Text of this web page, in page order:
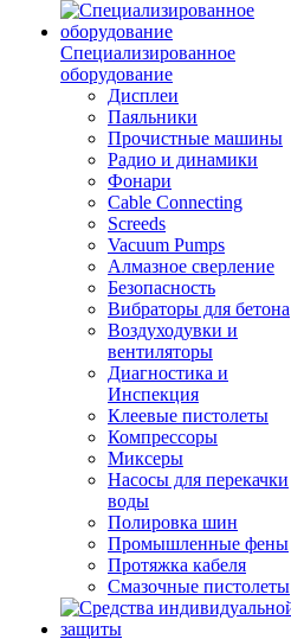
Специализированное
оборудование
Дисплеи
Паяльники
Прочистные машины
Радио и динамики
Фонари
Cable Connecting
Screeds
Vacuum Pumps
Алмазное сверление
Безопасность
Вибраторы для бетона
Воздуходувки и
вентиляторы
Диагностика и
Инспекция
Клеевые пистолеты
Компрессоры
Миксеры
Насосы для перекачки
воды
Полировка шин
Промышленные фены
Протяжка кабеля
Смазочные пистолеты